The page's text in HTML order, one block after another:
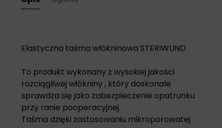
Elastyczna taśma włókninowa STERIWUND
To produkt wykonany z wysokiej jakości
rozciągliwej włókniny , który doskonale
sprawdza się jako zabezpieczenie opatrunku
przy ranie pooperacyjnej.
Taśma dzięki zastosowaniu mikroporowatej